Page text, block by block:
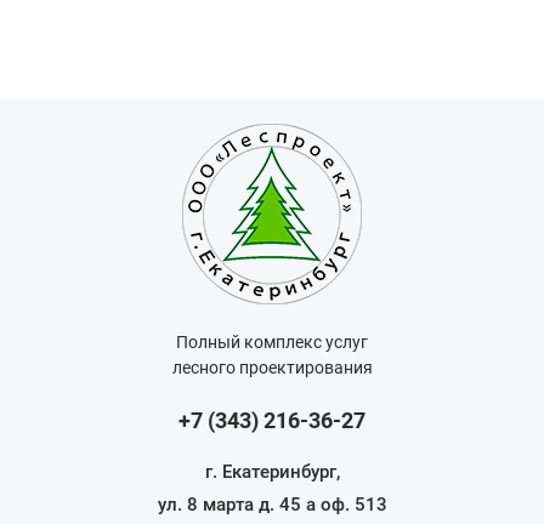
Полный комплекс услуг
лесного проектирования
+7 (343) 216-36-27
г. Екатеринбург,
ул. 8 марта д. 45 а оф. 513